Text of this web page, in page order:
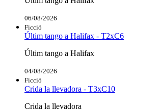
06/08/2026
Ficció
Últim tango a Halifax - T2xC6
Últim tango a Halifax
04/08/2026
Ficció
Crida la llevadora - T3xC10
Crida la llevadora